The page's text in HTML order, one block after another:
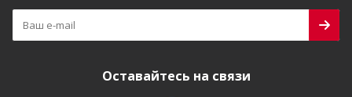
Оставайтесь на связи